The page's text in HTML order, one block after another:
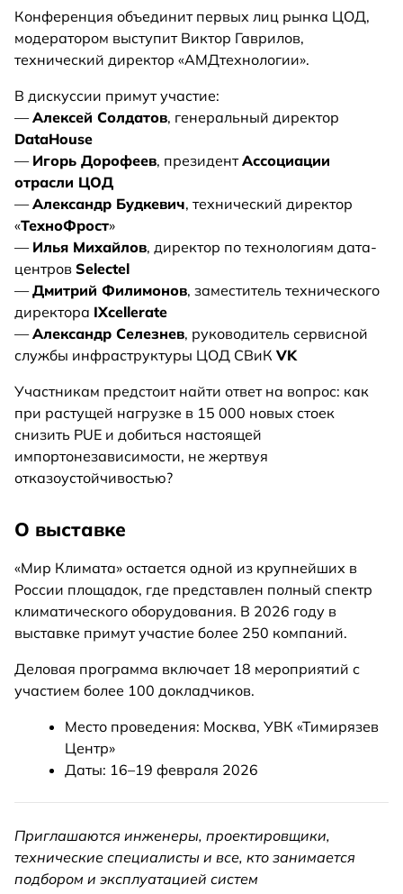
Конференция объединит первых лиц рынка ЦОД,
модератором выступит Виктор Гаврилов,
технический директор «АМДтехнологии».
В дискуссии примут участие:
—Алексей Солдатов, генеральный директор
DataHouse
— Игорь Дорофеев, президентАссоциации
отрасли ЦОД
—Александр Будкевич, технический директор
«ТехноФрост»
— Илья Михайлов, директор по технологиям дата-
центров Selectel
—Дмитрий Филимонов, заместитель технического
директора IXcellerate
—Александр Селезнев, руководитель сервисной
службы инфраструктуры ЦОД СВиК VK
Участникам предстоит найти ответ на вопрос: как
при растущей нагрузке в 15 000 новых стоек
снизить PUE и добиться настоящей
импортонезависимости, не жертвуя
отказоустойчивостью?
О выставке
«Мир Климата» остается одной из крупнейших в
России площадок, где представлен полный спектр
климатического оборудования. В 2026 году в
выставке примут участие более 250 компаний.
Деловая программа включает 18 мероприятий с
участием более 100 докладчиков.
Место проведения: Москва, УВК «Тимирязев
Центр»
Даты: 16–19 февраля 2026
Приглашаются инженеры, проектировщики,
технические специалисты и все, кто занимается
подбором и эксплуатацией систем